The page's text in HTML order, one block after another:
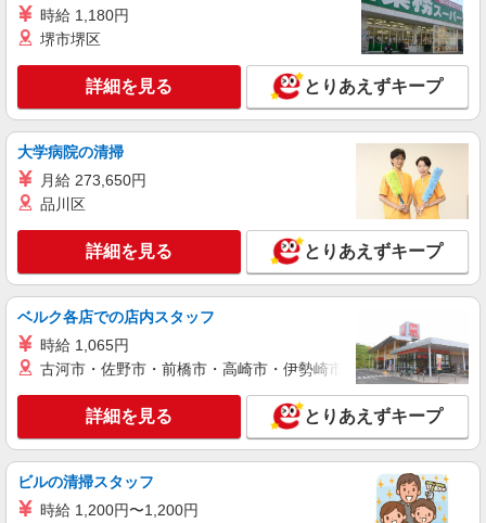
時給1650円〜 ※残業代支給 ★交通費別途支給
+゜ 入社祝い金10万円支給(規定有) お友達を紹介
頂くと, インセンティブ支給(規定有) ★月2回払
い・週払い可能（規程有）★ ゜・。○。・゜
+゜・。○。・゜+゜
兵庫県西宮市の家電量販店
キープ 詳細を見る
紹介予定派遣
株式会社シエロ
派遣期間中時給1400円 社員登用後は月給
225000円〜（経験やスキルを考慮し決定） ※残業
代支給 ★交通費別途支給（規定あり） ゜+゜・。
○。・゜+゜・。○。・゜+゜ 入社祝い金10万円支
給(規定有) お友達を紹介頂くと, インセンティブ支
゜・。○。・゜+゜・。○。・゜+゜
兵庫県西宮市のdocomoショップ
キープ 詳細を見る
株式会社シエロ
【softbank】の携帯販売スタッフ
月給210000円〜 各種手当 家族手当（扶養家族
一人あたり5000円） 交通費全額支給（公共交通機
関のみ） ※マイカー通勤は月2万円までガソリン
兵庫県西宮市のsoftbankショップ
時給 1,180円
堺市堺区
詳細を見る とりあえずキープ
大学病院の清掃
月給 273,650円
品川区
詳細を見る とりあえずキープ
ベルク各店での店内スタッフ
時給 1,065円
古河市・佐野市・前橋市・高崎市・伊勢崎市・太田市・館林市
詳細を見る とりあえずキープ
ビルの清掃スタッフ
時給 1,200円〜1,200円